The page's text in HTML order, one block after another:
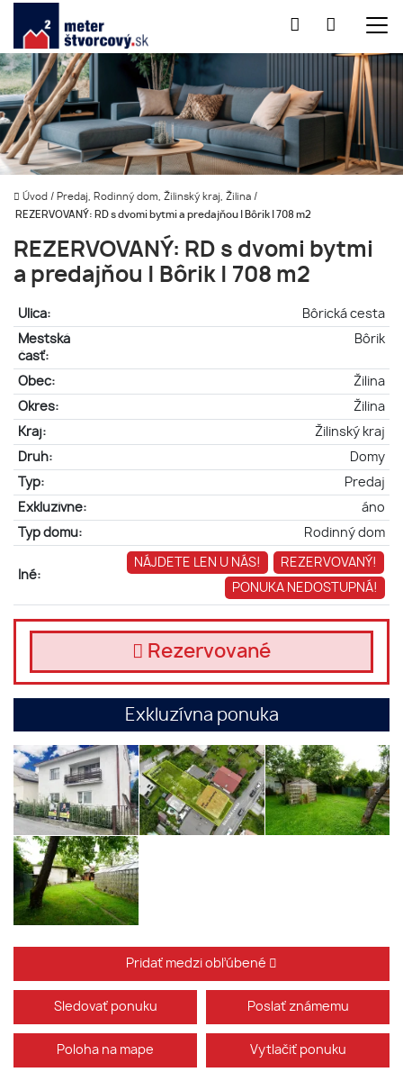
Úvod / Predaj, Rodinný dom, Žilinský kraj, Žilina /
REZERVOVANÝ: RD s dvomi bytmi a predajňou | Bôrik | 708 m2
REZERVOVANÝ: RD s dvomi bytmi
a predajňou | Bôrik | 708 m2
Ulica:
Bôrická cesta
Mestská
časť:
Bôrik
Obec:
Žilina
Okres:
Žilina
Kraj:
Žilinský kraj
Druh:
Domy
Typ:
Predaj
Exkluzívne:
áno
Typ domu:
Rodinný dom
Iné:
NÁJDETE LEN U NÁS!
REZERVOVANÝ!
PONUKA NEDOSTUPNÁ!
Rezervované
Exkluzívna ponuka
Pridať medzi obľúbené
Sledovať ponuku Poslať známemu
Poloha na mape Vytlačiť ponuku